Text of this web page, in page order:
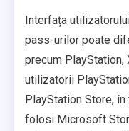
Interfața
pass-urilor poate
precum PlayStation,
utilizatorii
PlayStation Store,
folosi Microsoft